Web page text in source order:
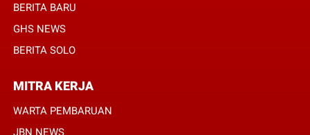
BERITA BARU
GHS NEWS
BERITA SOLO
MITRA KERJA
WARTA PEMBARUAN
JBN NEWS